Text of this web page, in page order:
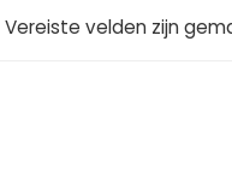
Vereiste velden zijn